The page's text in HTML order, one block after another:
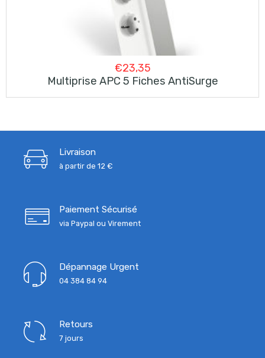
€23,35
Multiprise APC 5 Fiches AntiSurge
Livraison
à partir de 12 €
Paiement Sécurisé
via Paypal ou Virement
Dépannage Urgent
04 384 84 94
Retours
7 jours